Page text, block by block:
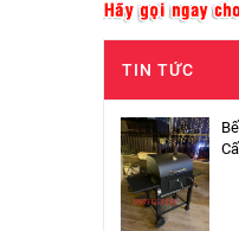
TIN TỨC